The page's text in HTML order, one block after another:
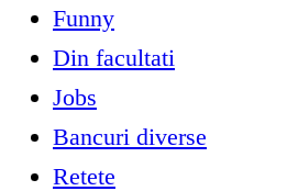
Funny
Din facultati
Jobs
Bancuri diverse
Retete